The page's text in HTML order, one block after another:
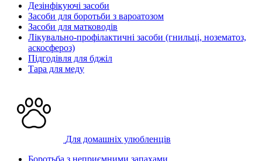
Дезінфікуючі засоби
Засоби для боротьби з вароатозом
Засоби для матководів
Лікувально-профілактичні засоби (гнильці, нозематоз,
аскосфероз)
Підгодівля для бджіл
Тара для меду
Для домашніх улюбленців
Боротьба з неприємними запахами